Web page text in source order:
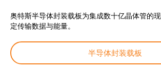
奥特斯半导体封装载板为集成数十亿晶体管的
定传输数据与能量。
半导体封装载板